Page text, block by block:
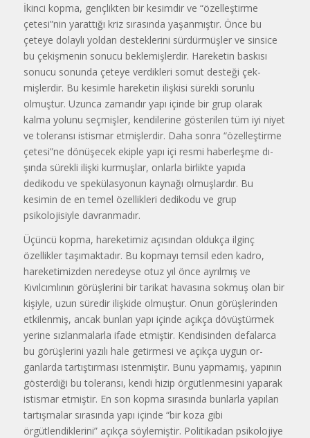
İkinci kopma, gençlikten bir ke­simdir ve “özelleştirme
çetesi”nin yarattığı kriz sırasında yaşanmıştır. Önce bu
çeteye dolaylı yoldan des­teklerini sürdürmüşler ve sinsice
bu çekişmenin sonucu beklemişlerdir. Hareketin baskısı
sonucu sonunda çeteye verdikleri somut desteği çek­
mişlerdir. Bu kesimle hareketin iliş­kisi sürekli sorunlu
olmuştur. Uzun­ca zamandır yapı içinde bir grup ola­rak
kalma yolunu seçmişler, kendile­rine gösterilen tüm iyi niyet
ve tole­ransı istismar etmişlerdir. Daha son­ra “özelleştirme
çetesi”ne dönüşecek ekiple yapı içi resmi haberleşme dı­
şında sürekli ilişki kurmuşlar, onlar­la birlikte yapıda
dedikodu ve spe­külasyonun kaynağı olmuşlardır. Bu
kesimin de en temel özellikleri dedi­kodu ve grup
psikolojisiyle davran­madır.
Üçüncü kopma, hareketimiz açı­sından oldukça ilginç
özellikler taşı­maktadır. Bu kopmayı temsil eden kadro,
hareketimizden neredeyse o­tuz yıl önce ayrılmış ve
Kıvılcımlı­nın görüşlerini bir tarikat havasına sokmuş olan bir
kişiyle, uzun süredir ilişkide olmuştur. Onun görüşlerin­den
etkilenmiş, ancak bunları yapı içinde açıkça dövüştürmek
yerine sızlanmalarla ifade etmiştir. Kendi­sinden defalarca
bu görüşlerini yazı­lı hale getirmesi ve açıkça uygun or­
ganlarda tartıştırması istenmiştir. Bunu yapmamış, yapının
gösterdiği bu toleransı, kendi hizip örgütlenme­sini yaparak
istismar etmiştir. En son kopma sırasında bunlarla yapılan
tartışmalar sırasında yapı içinde “bir koza gibi
örgütlendiklerini” açıkça söylemiştir. Politikadan psikolojiye